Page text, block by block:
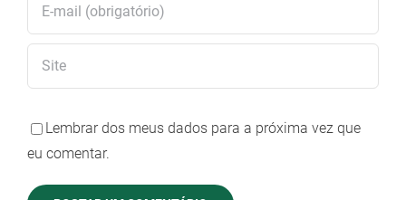
Lembrar dos meus dados para a próxima vez que
eu comentar.